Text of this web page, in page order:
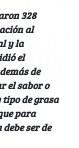
328
al
y la
el
de
el sabor o
de grasa
para
ser de